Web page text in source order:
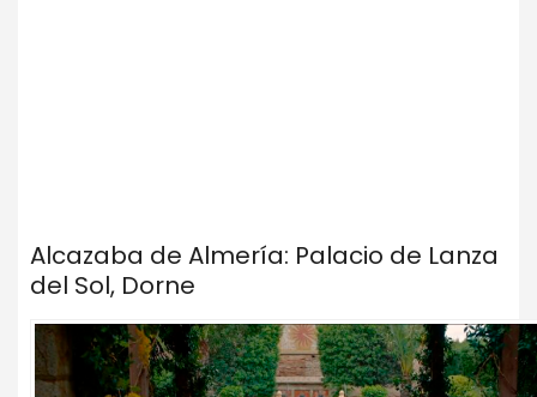
Alcazaba de Almería: Palacio de Lanza
del Sol, Dorne